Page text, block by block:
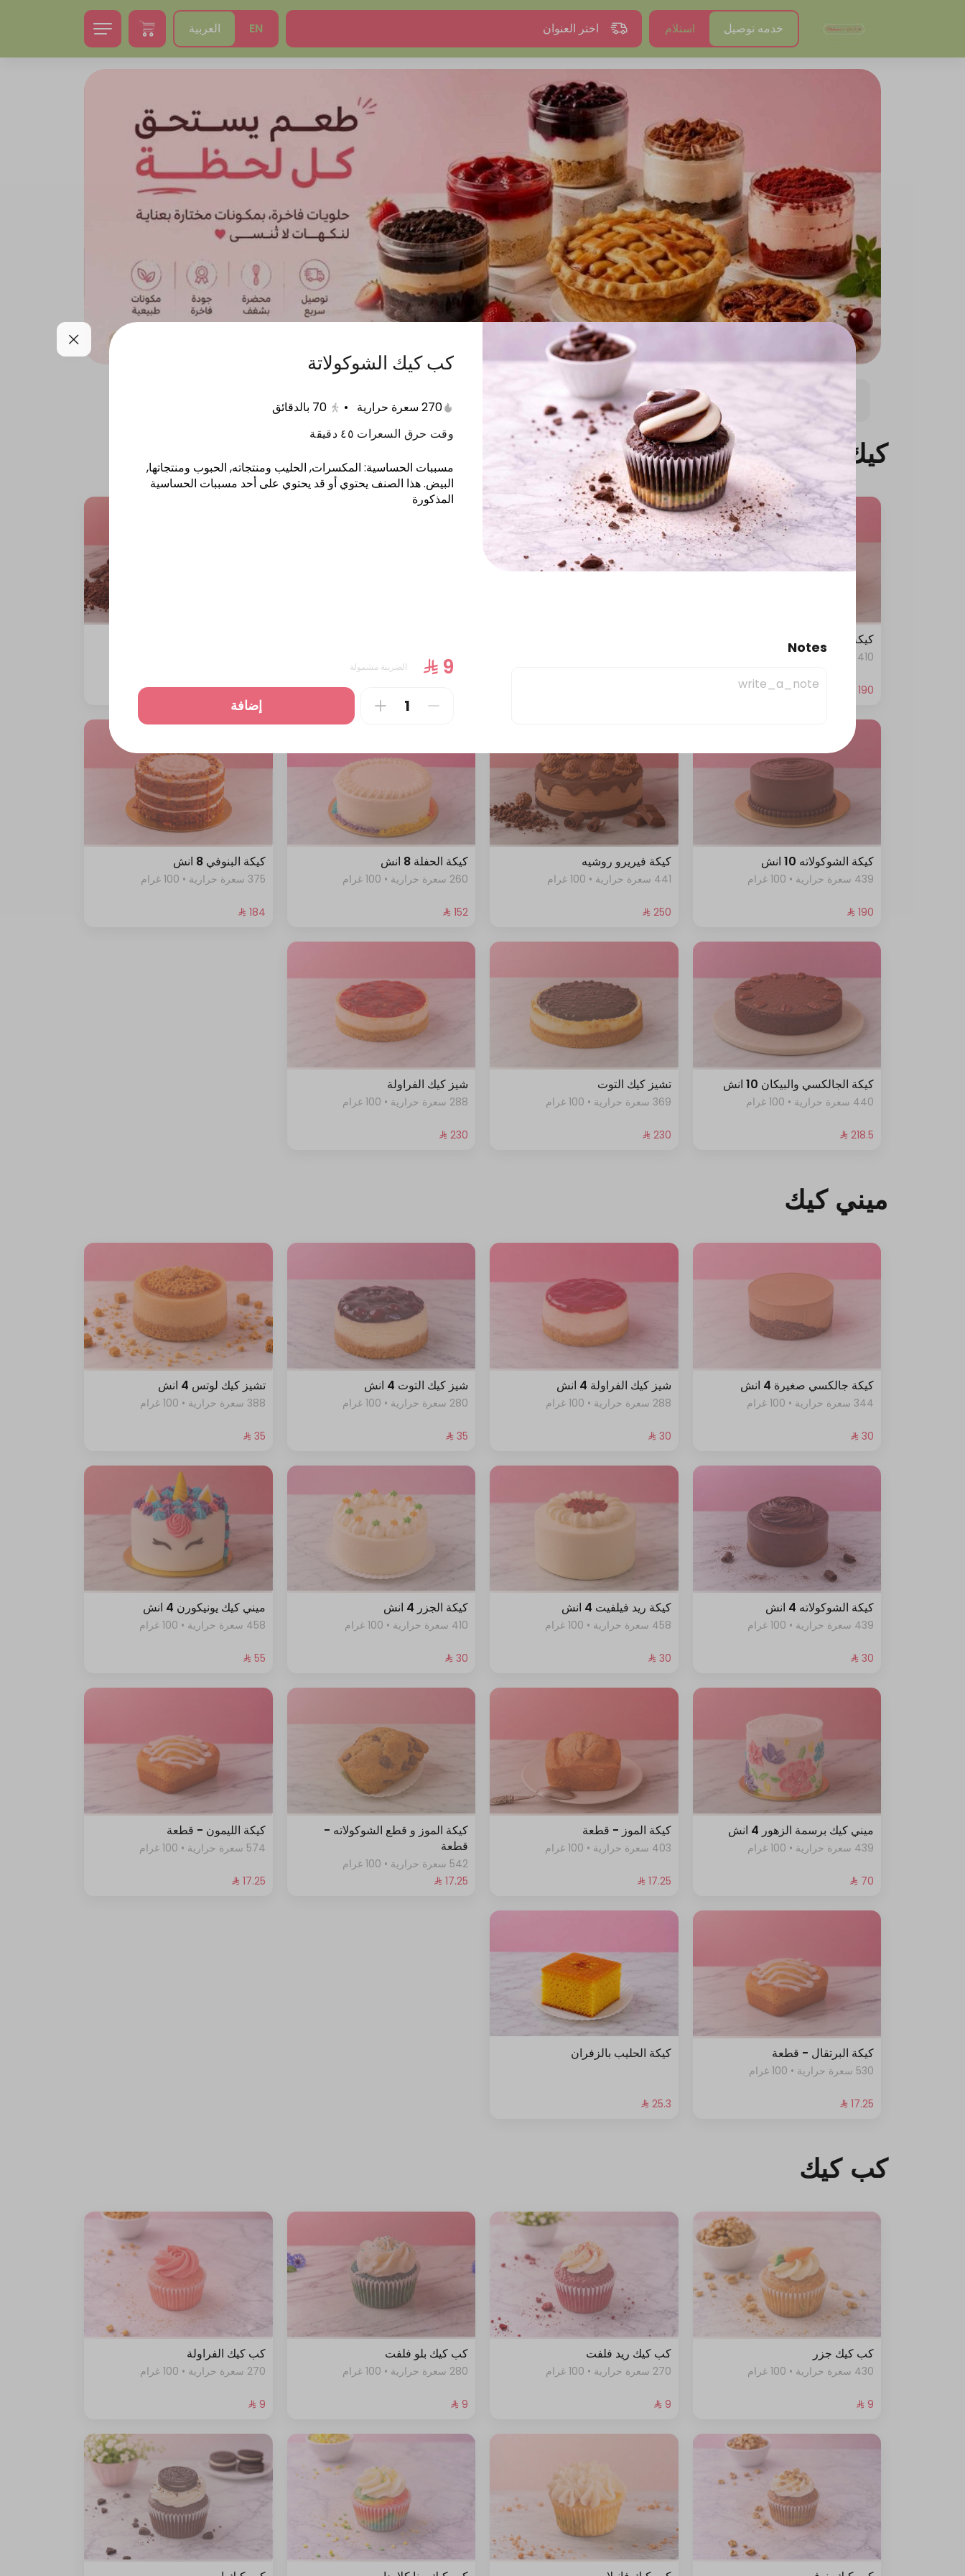
خدمه توصيل استلام اختر العنوان EN العربية
ميني كيك كب كيك كوكيز براونيز فطائر برطمانات / بودينج
كيك
كيكة الجزر 10 انش
410 سعرة حرارية • 100 غرام 344 سعرة حرارية • 100 غرام
⁨⁦‪‬ 230⁩
كيكة الشوكولاته 10 انش
439 سعرة حرارية • 100 غرام
كيكة فيريرو روشيه
441 سعرة حرارية • 100 غرام
كيكة الحفلة 8 انش
260 سعرة حرارية • 100 غرام
كيكة البنوفي 8 انش
375 سعرة حرارية • 100 غرام
كيكة الجالكسي والبيكان 10 انش
440 سعرة حرارية • 100 غرام
تشيز كيك التوت
369 سعرة حرارية • 100 غرام
شيز كيك الفراولة
288 سعرة حرارية • 100 غرام
ميني كيك
كيكة جالكسي صغيرة 4 انش
344 سعرة حرارية • 100 غرام
شيز كيك الفراولة 4 انش
288 سعرة حرارية • 100 غرام
شيز كيك التوت 4 انش
280 سعرة حرارية • 100 غرام
تشيز كيك لوتس 4 انش
388 سعرة حرارية • 100 غرام
كيكة الشوكولاته 4 انش
439 سعرة حرارية • 100 غرام
كيكة ريد فيلفيت 4 انش
458 سعرة حرارية • 100 غرام
كيكة الجزر 4 انش
410 سعرة حرارية • 100 غرام
ميني كيك يونيكورن 4 انش
458 سعرة حرارية • 100 غرام
ميني كيك برسمة الزهور 4 انش
439 سعرة حرارية • 100 غرام
كيكة الموز - قطعة
403 سعرة حرارية • 100 غرام
كيكة الموز و قطع الشوكولاته -
قطعة
542 سعرة حرارية • 100 غرام
كيكة الليمون - قطعة
574 سعرة حرارية • 100 غرام
كيكة البرتقال - قطعة
530 سعرة حرارية • 100 غرام
كيكة الحليب بالزفران
كب كيك
كب كيك جزر
430 سعرة حرارية • 100 غرام
كب كيك ريد فلفت
270 سعرة حرارية • 100 غرام
كب كيك بلو فلفت
280 سعرة حرارية • 100 غرام
كب كيك الفراولة
270 سعرة حرارية • 100 غرام
Notes
كب كيك الشوكولاتة
270 سعرة حرارية •
70 بالدقائق
وقت حرق السعرات ٤٥ دقيقة
مسببات الحساسية: المكسرات, الحليب ومنتجاته, الحبوب ومنتجاتها,
البيض.هذا الصنف يحتوي أو قد يحتوي على أحد مسببات الحساسية
المذكورة
الضريبة مشمولة
إضافة